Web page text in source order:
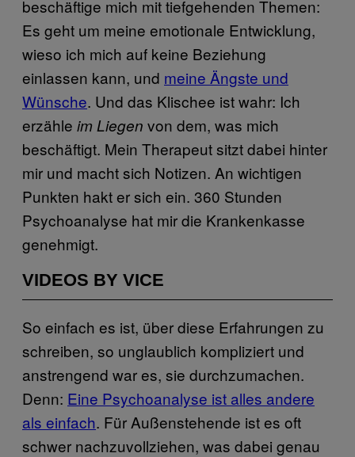
beschäftige mich mit tiefgehenden Themen:
Es geht um meine emotionale Entwicklung,
wieso ich mich auf keine Beziehung
einlassen kann, und meine Ängste und
Wünsche. Und das Klischee ist wahr: Ich
erzähle im Liegen von dem, was mich
beschäftigt. Mein Therapeut sitzt dabei hinter
mir und macht sich Notizen. An wichtigen
Punkten hakt er sich ein. 360 Stunden
Psychoanalyse hat mir die Krankenkasse
genehmigt.
VIDEOS BY VICE
So einfach es ist, über diese Erfahrungen zu
schreiben, so unglaublich kompliziert und
anstrengend war es, sie durchzumachen.
Denn: Eine Psychoanalyse ist alles andere
als einfach. Für Außenstehende ist es oft
schwer nachzuvollziehen, was dabei genau